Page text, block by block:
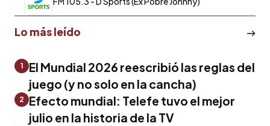
Lo más leído
1
El Mundial 2026 reescribió las reglas del
juego (y no solo en la cancha)
2
Efecto mundial: Telefe tuvo el mejor
julio en la historia de la TV